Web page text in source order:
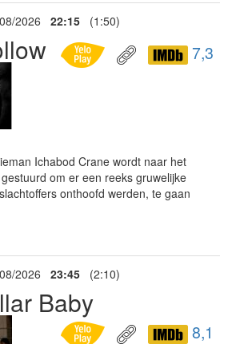
2026 22:15 (1:50)
7,3
Ichabod Crane wordt naar het
om er een reeks gruwelijke
onthoofd werden, te gaan
2026 23:45 (2:10)
Baby
8,1